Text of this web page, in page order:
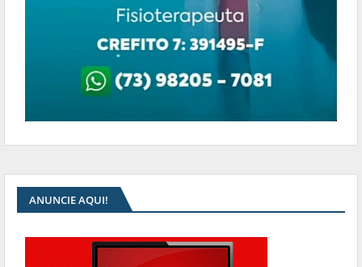
ANUNCIE AQUI!